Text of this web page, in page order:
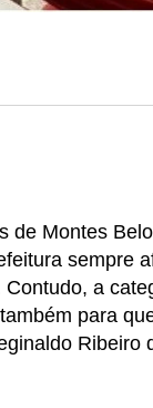
de Montes
sempre
a
para
Ribeiro